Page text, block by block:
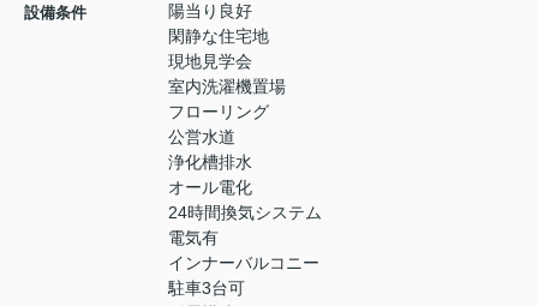
設備条件
陽当り良好
閑静な住宅地
現地見学会
室内洗濯機置場
フローリング
公営水道
浄化槽排水
オール電化
24時間換気システム
電気有
インナーバルコニー
駐車3台可